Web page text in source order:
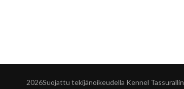
2026Suojattu tekijänoikeudella Kennel Tassurallin